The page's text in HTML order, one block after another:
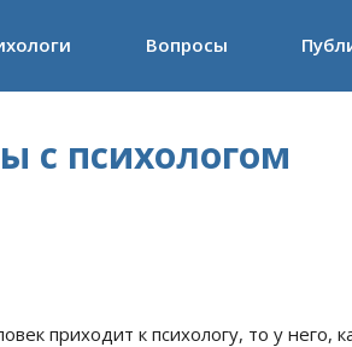
Вопросы
с психологом
приходит к психологу, то у него,